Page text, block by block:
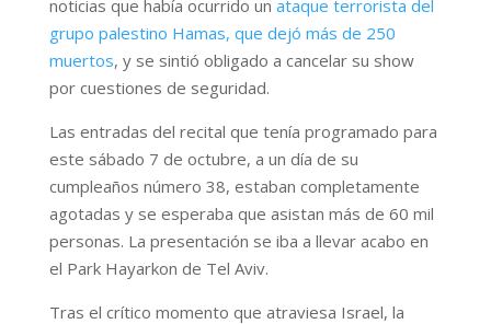
noticias que había ocurrido un ataque terrorista del
grupo palestino Hamas, que dejó más de 250
muertos, y se sintió obligado a cancelar su show
por cuestiones de seguridad.
Las entradas del recital que tenía programado para
este sábado 7 de octubre, a un día de su
cumpleaños número 38, estaban completamente
agotadas y se esperaba que asistan más de 60 mil
personas. La presentación se iba a llevar acabo en
el Park Hayarkon de Tel Aviv.
Tras el crítico momento que atraviesa Israel, la